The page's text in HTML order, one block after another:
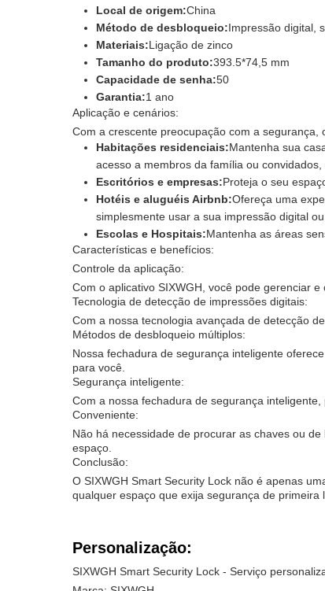
Local de origem:China
Método de desbloqueio:Impressão digital,
Materiais:Ligação de zinco
Tamanho do produto:393.5*74,5 mm
Capacidade de senha:50
Garantia:1 ano
Aplicação e cenários:
Com a crescente preocupação com a
Habitações residenciais:Mantenha sua
acesso a membros da família ou
Escritórios e empresas:Proteja o seu
Hotéis e aluguéis Airbnb:Ofereça uma
simplesmente usar a sua impressão digital
Escolas e Hospitais:Mantenha as áreas
Características e benefícios:
Controle da aplicação:
Com o aplicativo SIXWGH, você pode gerenciar
Tecnologia de detecção de impressões digitais:
Com a nossa tecnologia avançada de detecção
Métodos de desbloqueio múltiplos:
Nossa fechadura de segurança inteligente
para você.
Segurança inteligente:
Com a nossa fechadura de segurança
Conveniente:
Não há necessidade de procurar as chaves ou
espaço.
Conclusão:
O SIXWGH Smart Security Lock não é apenas
qualquer espaço que exija segurança de primeira
Personalização:
SIXWGH Smart Security Lock - Serviço